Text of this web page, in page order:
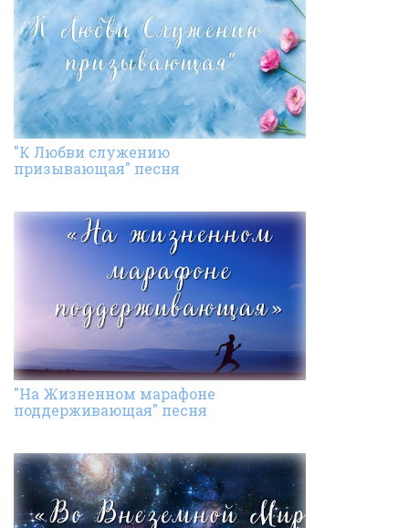
"К Любви служению
призывающая" песня
"На Жизненном марафоне
поддерживающая" песня